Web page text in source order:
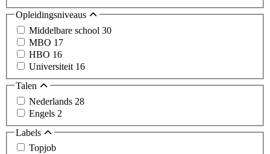
Opleidingsniveaus
Middelbare school 30
MBO 17
HBO 16
Universiteit 16
Talen
Nederlands 28
Engels 2
Labels
Topjob